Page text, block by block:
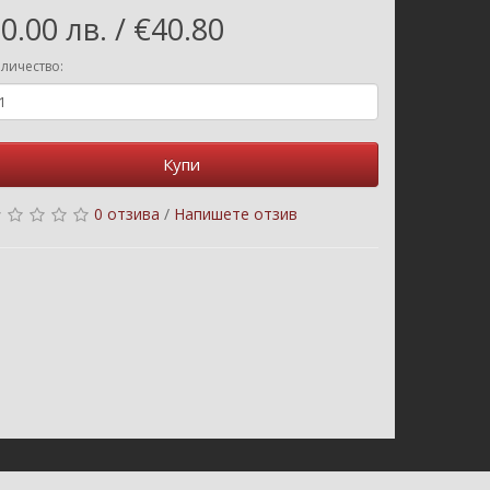
лв. / €40.80
Купи
0 отзива / Напишете отзив